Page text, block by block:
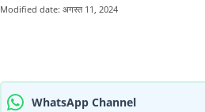
Modified date: अगस्त 11, 2024
WhatsApp Channel